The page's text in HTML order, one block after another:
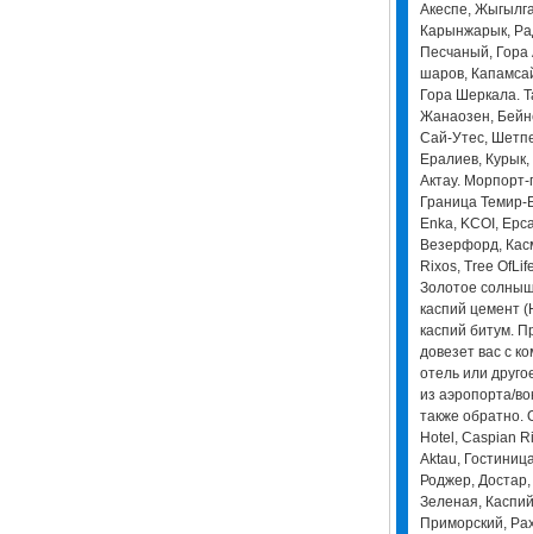
Акеспе,
Карынжарык,
Песчаный, Гора
шаров,
Гора Шеркала.
Жанаозен,
Сай-Утес,
Ералиев,
Актау.
Граница
Enka, KCOI,
Везерфорд,
Rixos, Tree
Золотое
каспий цемент
каспий битум.
довезет вас с
отель или
из аэропорта/
также обратно.
Hotel, Caspian
Aktau,
Роджер,
Зеленая,
Приморский,